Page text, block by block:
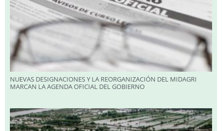
NUEVAS DESIGNACIONES Y LA REORGANIZACIÓN DEL MIDAGRI
MARCAN LA AGENDA OFICIAL DEL GOBIERNO